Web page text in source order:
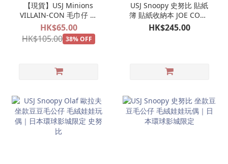
【現貨】USJ Minions
VILLAIN-CON 毛巾仔 小
小兵 迷你兵團｜大阪環球
影城限定
HK$65.00
HK$105.00 38% OFF
USJ Snoopy 史努比 貼紙
簿 貼紙收納本 JOE COOL
｜日本環球影城限定
HK$245.00